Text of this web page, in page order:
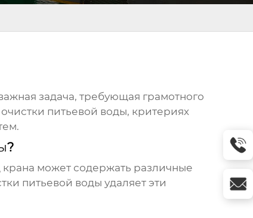
задача, требующая грамотного
питьевой воды, критериях
?
крана может содержать различные
питьевой воды удаляет эти